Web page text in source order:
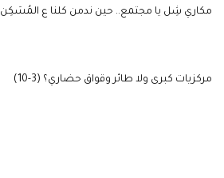
مكاري شِل يا مجتمع.. حين ندمن كلنا ع المُسَكِن
مركزيات كبرى ولا طائر وقواق حضاري؟ (3-10)